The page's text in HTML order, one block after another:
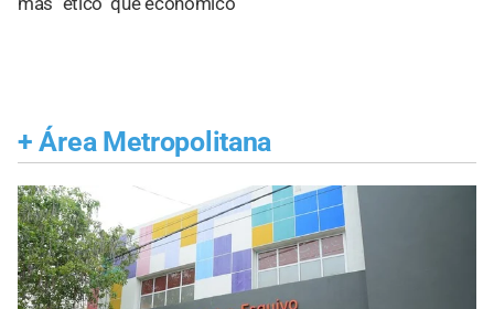
+ Área Metropolitana